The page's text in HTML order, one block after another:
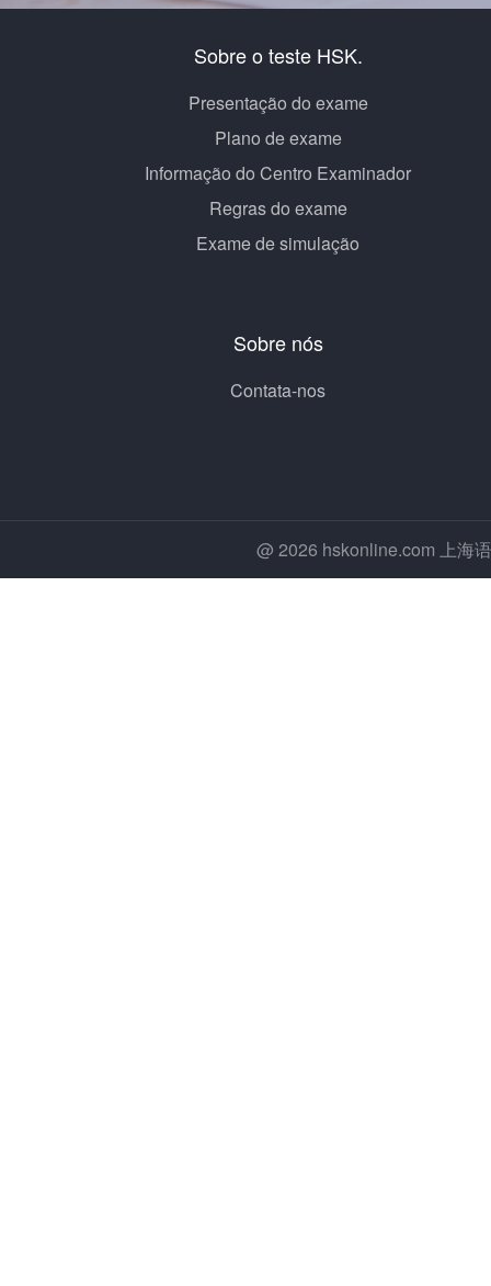
Sobre o teste HSK.
Presentação do exame
Plano de exame
Informação do Centro Examinador
Regras do exame
Exame de simulação
Sobre nós
Contata-nos
@ 2026 hskonline.com 上海